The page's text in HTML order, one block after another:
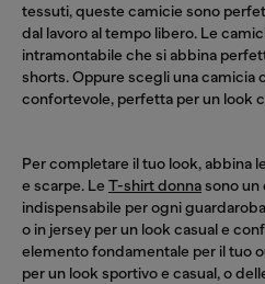
tessuti, queste camicie sono
dal lavoro al tempo libero. Le
intramontabile che si abbina
shorts. Oppure scegli una camicia
confortevole, perfetta per un look
Per completare il tuo look, abbina
e scarpe. Le T-shirt donnasono un
indispensabile per ogni
o in jersey per un look casual e
elemento fondamentale per il tuo
per un look sportivo e casual, o